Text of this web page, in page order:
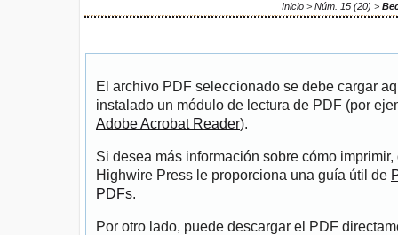
Inicio > Núm. 15 (20) >
El archivo PDF seleccionado se debe cargar
instalado un módulo de lectura de PDF (por
Adobe Acrobat Reader).
Si desea más información sobre cómo
Highwire Press le proporciona una guía útil de
PDFs.
Por otro lado, puede descargar el PDF